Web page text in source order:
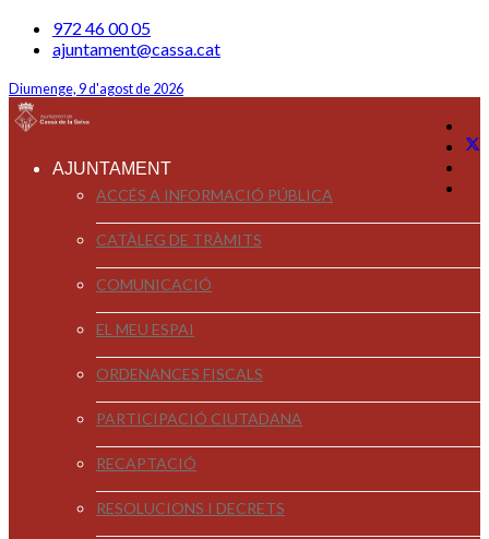
972 46 00 05
ajuntament@cassa.cat
Diumenge, 9 d'agost de 2026
AJUNTAMENT
ACCÉS A INFORMACIÓ PÚBLICA
CATÀLEG DE TRÀMITS
COMUNICACIÓ
EL MEU ESPAI
ORDENANCES FISCALS
PARTICIPACIÓ CIUTADANA
RECAPTACIÓ
RESOLUCIONS I DECRETS